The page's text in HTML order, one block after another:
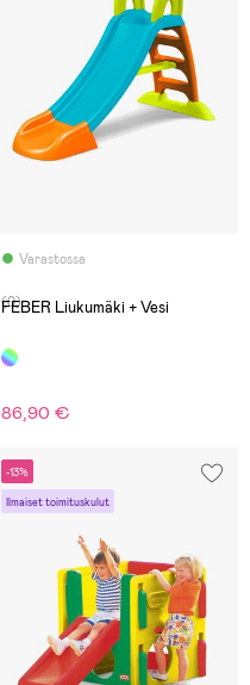
Varastossa
(0)
FEBER Liukumäki + Vesi
86,90 €
-13%
Ilmaiset toimituskulut